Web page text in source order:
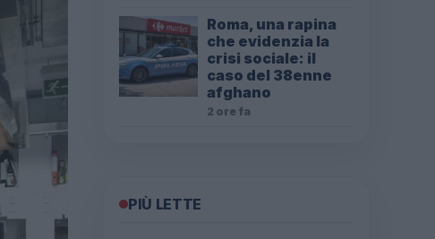
Roma, una rapina
che evidenzia la
crisi sociale: il
caso del 38enne
afghano
2 ore fa
PIÙ LETTE